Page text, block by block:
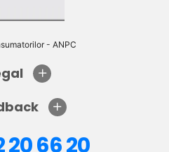
- ANPC
20 66 20